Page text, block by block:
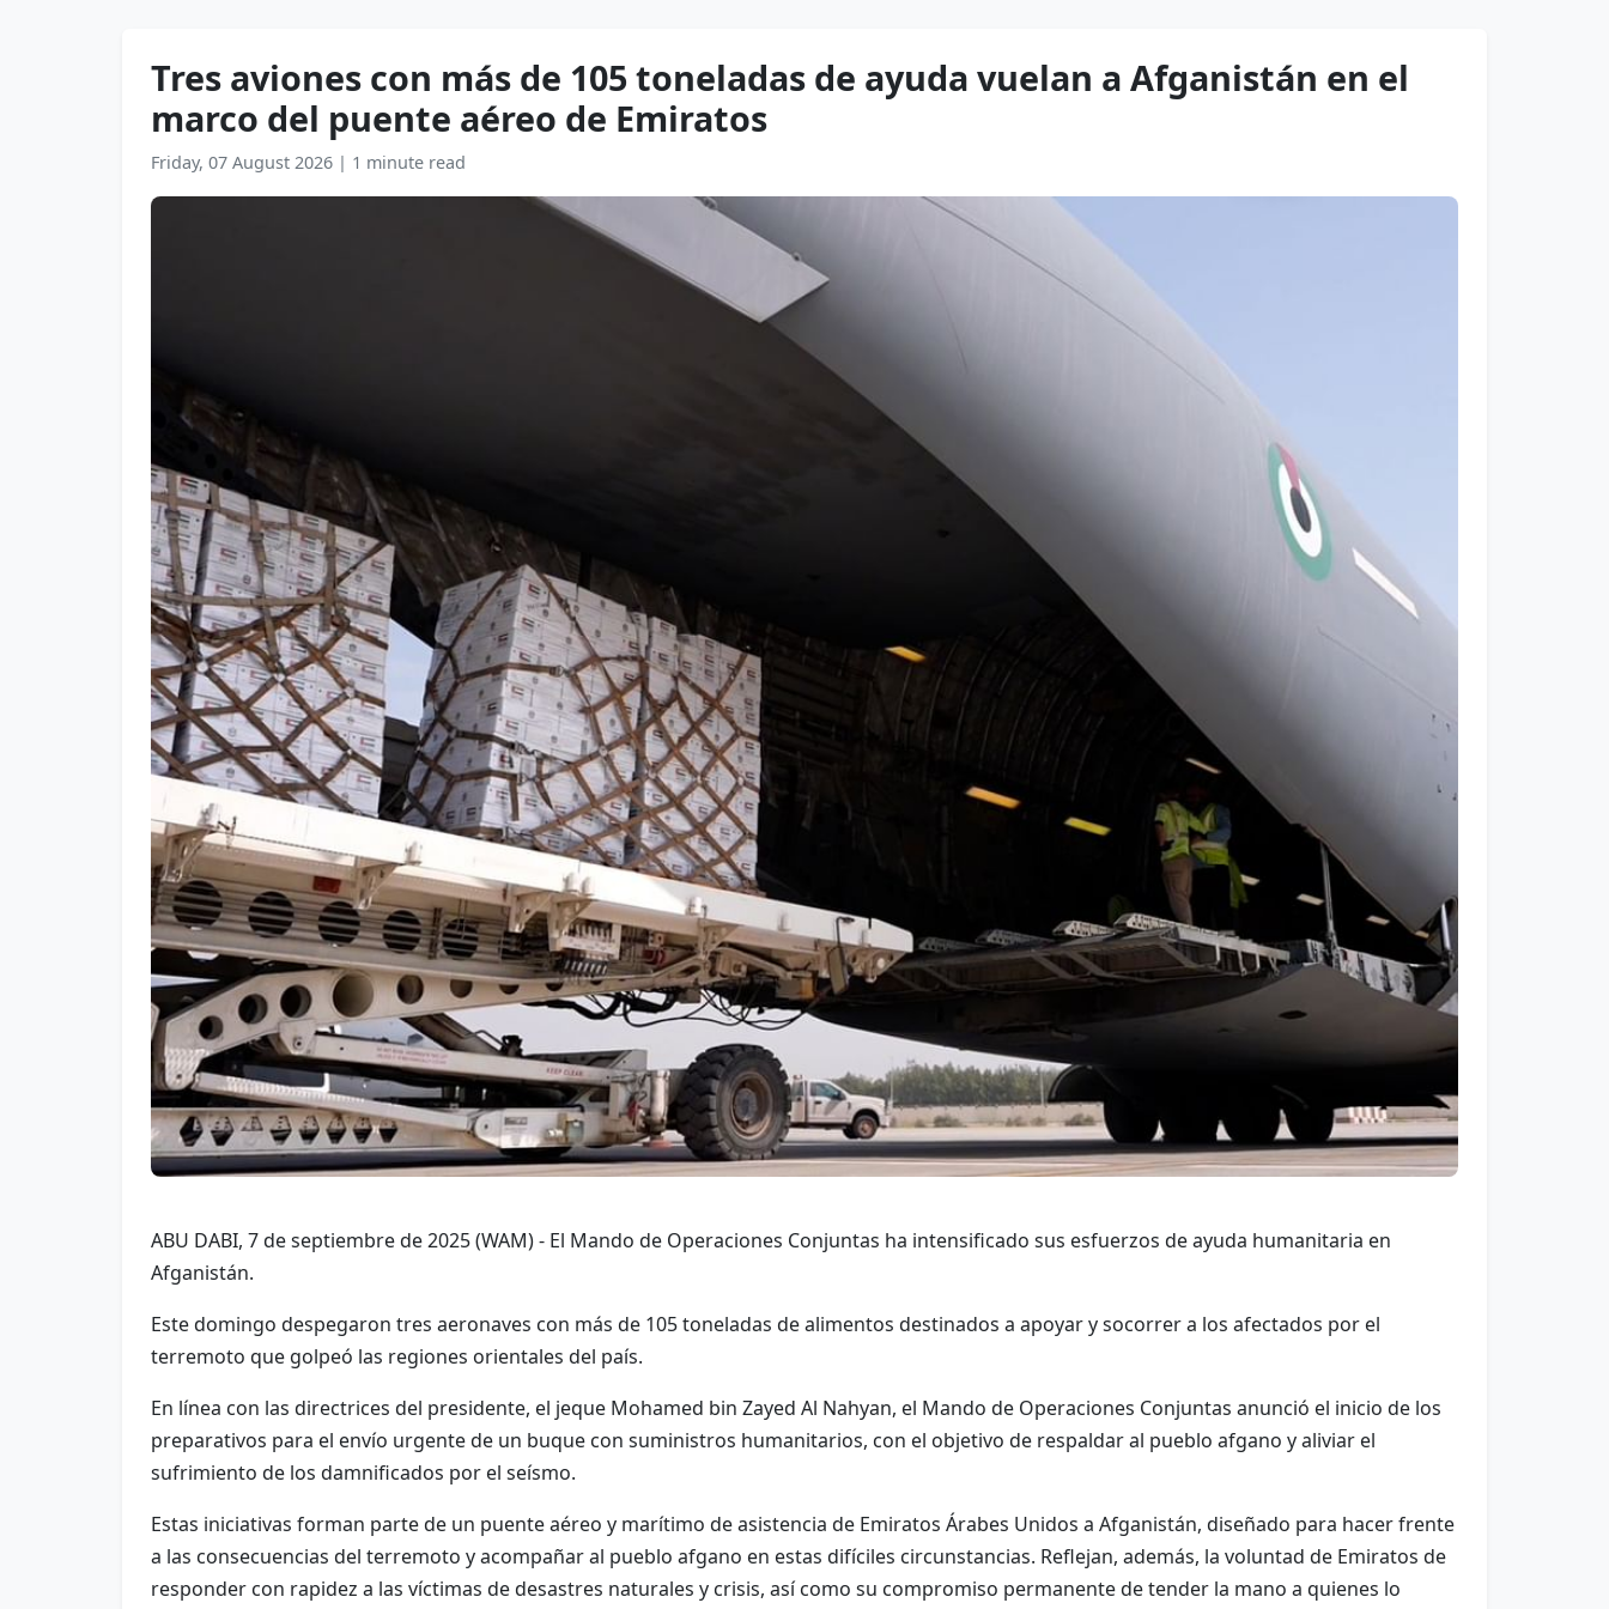
Tres aviones con más de 105 toneladas de ayuda vuelan a Afganistán en el
marco del puente aéreo de Emiratos
Friday, 07 August 2026 | 1 minute read
ABU DABI, 7 de septiembre de 2025 (WAM) - El Mando de Operaciones Conjuntas ha intensificado sus esfuerzos de ayuda humanitaria en
Afganistán.
Este domingo despegaron tres aeronaves con más de 105 toneladas de alimentos destinados a apoyar y socorrer a los afectados por el
terremoto que golpeó las regiones orientales del país.
En línea con las directrices del presidente, el jeque Mohamed bin Zayed Al Nahyan, el Mando de Operaciones Conjuntas anunció el inicio de los
preparativos para el envío urgente de un buque con suministros humanitarios, con el objetivo de respaldar al pueblo afgano y aliviar el
sufrimiento de los damnificados por el seísmo.
Estas iniciativas forman parte de un puente aéreo y marítimo de asistencia de Emiratos Árabes Unidos a Afganistán, diseñado para hacer frente
a las consecuencias del terremoto y acompañar al pueblo afgano en estas difíciles circunstancias. Reflejan, además, la voluntad de Emiratos de
responder con rapidez a las víctimas de desastres naturales y crisis, así como su compromiso permanente de tender la mano a quienes lo